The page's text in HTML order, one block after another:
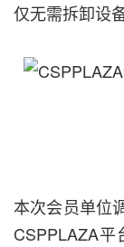
仅无需拆卸设
本次会员单位
CSPPLAZA